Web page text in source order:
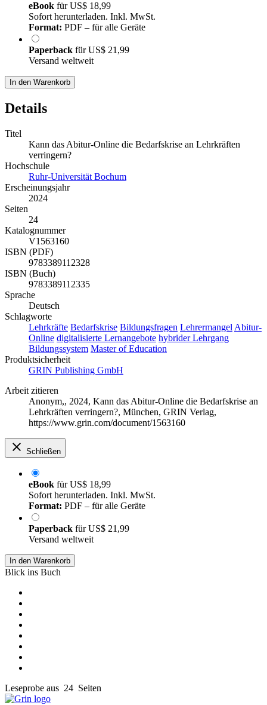
eBook fürUS$ 18,99
Sofort herunterladen. Inkl. MwSt.
Format: PDF – für alle Geräte
Paperback fürUS$ 21,99
Versand weltweit
In den Warenkorb
Details
Titel
Kann das Abitur-Online die Bedarfskrise an Lehrkräften
verringern?
Hochschule
Ruhr-Universität Bochum
Erscheinungsjahr
2024
Seiten
24
Katalognummer
V1563160
ISBN (PDF)
9783389112328
ISBN (Buch)
9783389112335
Sprache
Deutsch
Schlagworte
Lehrkräfte Bedarfskrise Bildungsfragen Lehrermangel Abitur-
Online digitalisierte Lernangebote hybrider Lehrgang
Bildungssystem Master of Education
Produktsicherheit
GRIN Publishing GmbH
Arbeit zitieren
Anonym,, 2024, Kann das Abitur-Online die Bedarfskrise an
Lehrkräften verringern?, München, GRIN Verlag,
https://www.grin.com/document/1563160
Schließen
eBook fürUS$ 18,99
Sofort herunterladen. Inkl. MwSt.
Format: PDF – für alle Geräte
Paperback fürUS$ 21,99
Versand weltweit
In den Warenkorb
Blick ins Buch
Leseprobe aus 24 Seiten